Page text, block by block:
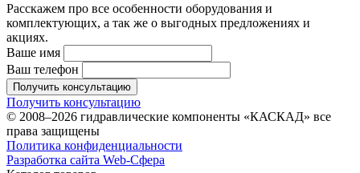
Расскажем про все особенности оборудования и
комплектующих, а так же о выгодных предложениях и
акциях.
Ваше имя
Ваш телефон
Получить консультацию
Получить консультацию
© 2008–2026 гидравлические компоненты «КАСКАД» все
права защищены
Политика конфиденциальности
Разработка сайта Web-Сфера